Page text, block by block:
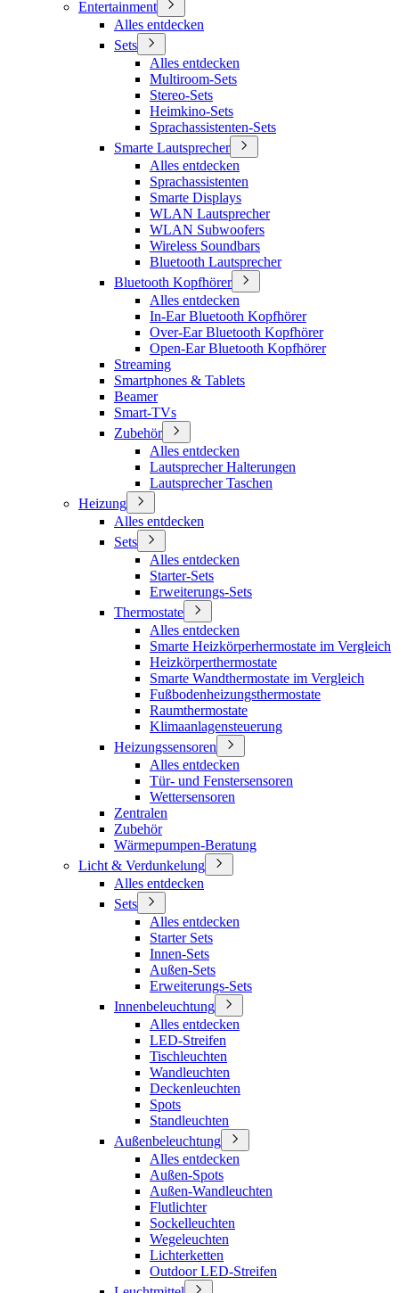
Entertainment
Alles entdecken
Sets
Alles entdecken
Multiroom-Sets
Stereo-Sets
Heimkino-Sets
Sprachassistenten-Sets
Smarte Lautsprecher
Alles entdecken
Sprachassistenten
Smarte Displays
WLAN Lautsprecher
WLAN Subwoofers
Wireless Soundbars
Bluetooth Lautsprecher
Bluetooth Kopfhörer
Alles entdecken
In-Ear Bluetooth Kopfhörer
Over-Ear Bluetooth Kopfhörer
Open-Ear Bluetooth Kopfhörer
Streaming
Smartphones & Tablets
Beamer
Smart-TVs
Zubehör
Alles entdecken
Lautsprecher Halterungen
Lautsprecher Taschen
Heizung
Alles entdecken
Sets
Alles entdecken
Starter-Sets
Erweiterungs-Sets
Thermostate
Alles entdecken
Smarte Heizkörperhermostate im Vergleich
Heizkörperthermostate
Smarte Wandthermostate im Vergleich
Fußbodenheizungsthermostate
Raumthermostate
Klimaanlagensteuerung
Heizungssensoren
Alles entdecken
Tür- und Fenstersensoren
Wettersensoren
Zentralen
Zubehör
Wärmepumpen-Beratung
Licht & Verdunkelung
Alles entdecken
Sets
Alles entdecken
Starter Sets
Innen-Sets
Außen-Sets
Erweiterungs-Sets
Innenbeleuchtung
Alles entdecken
LED-Streifen
Tischleuchten
Wandleuchten
Deckenleuchten
Spots
Standleuchten
Außenbeleuchtung
Alles entdecken
Außen-Spots
Außen-Wandleuchten
Flutlichter
Sockelleuchten
Wegeleuchten
Lichterketten
Outdoor LED-Streifen